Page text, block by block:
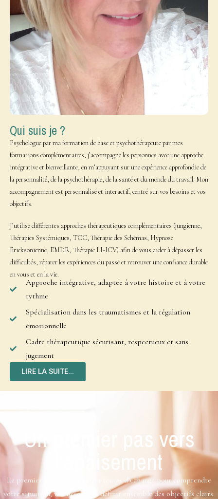
Qui suis je ?
Psychologue par ma formation de base et psychothérapeute par mes
formations complémentaires, j’accompagne les personnes avec une approche
intégrative et bienveillante, en m’appuyant sur une expérience approfondie de
la personnalité, de la psychothérapie, de la santé et du monde du travail. Mon
accompagnement est personnalisé et interactif, centré sur vos besoins et vos
objectifs.
J’utilise différentes approches thérapeutiques complémentaires (jungienne,
Thérapies Systémiques, TCC, Thérapie des Schémas, Hypnose
Ericksonienne, EMDR, Thérapie LI-ICV) afin de vous aider à dépasser les
difficultés, réparer les expériences du passé et retrouver une confiance durable
en vous et en la vie.
Approche intégrative, adaptée à votre histoire et à votre
rythme
Spécialisation dans les traumatismes et la régulation
émotionnelle
Cadre thérapeutique sécurisant, respectueux et sans
jugement
LIRE LA SUITE...
Un premier pas vers
l’apaisement
Le premier rendez-vous est un temps d’échange pour comprendre
votre situation, vos besoins et définir ensemble des objectifs clairs.